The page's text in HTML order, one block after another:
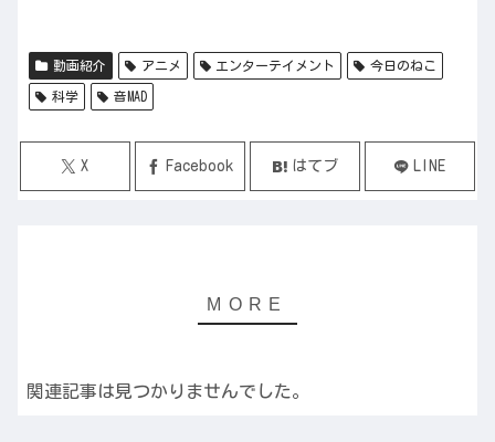
動画紹介 アニメ エンターテイメント 今日のねこ
科学 音MAD
X Facebook はてブ LINE
関連記事は見つかりませんでした。